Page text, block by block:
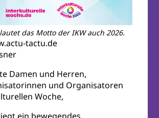
das Motto der IKW auch 2026.
tactu.de
Damen und Herren,
und Organisatoren
Woche,